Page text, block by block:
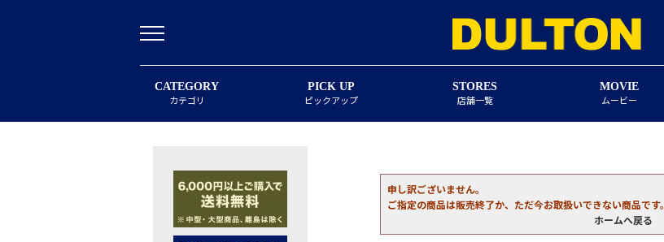
CATEGORY
カテゴリ
PICK UP
ピックアップ
STORES
店舗一覧
MOVIE
ムービー
申し訳ございません。
ご指定の商品は販売終了か、ただ今お取扱いできない商品です。
ホームへ戻る